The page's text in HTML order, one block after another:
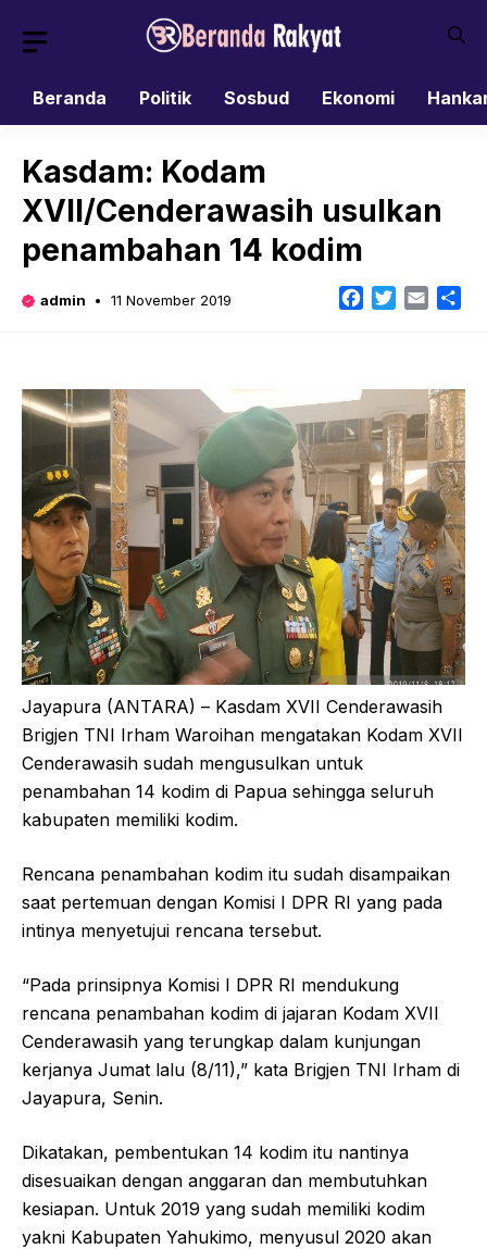
Beranda
Politik Sosbud Ekonomi
Kasdam: Kodam
XVII/Cenderawasih usulkan
penambahan 14 kodim
admin 11 November 2019 Facebook
TwitterEmail
Jayapura (ANTARA) – Kasdam XVII Cenderawasih
Brigjen TNI Irham Waroihan mengatakan Kodam XVII
Cenderawasih sudah mengusulkan untuk
penambahan 14 kodim di Papua sehingga seluruh
kabupaten memiliki kodim.
Rencana penambahan kodim itu sudah disampaikan
saat pertemuan dengan Komisi I DPR RI yang pada
intinya menyetujui rencana tersebut.
“Pada prinsipnya Komisi I DPR RI mendukung
rencana penambahan kodim di jajaran Kodam XVII
Cenderawasih yang terungkap dalam kunjungan
kerjanya Jumat lalu (8/11),” kata Brigjen TNI Irham di
Jayapura, Senin.
Dikatakan, pembentukan 14 kodim itu nantinya
disesuaikan dengan anggaran dan membutuhkan
kesiapan. Untuk 2019 yang sudah memiliki kodim
yakni Kabupaten Yahukimo, menyusul 2020 akan